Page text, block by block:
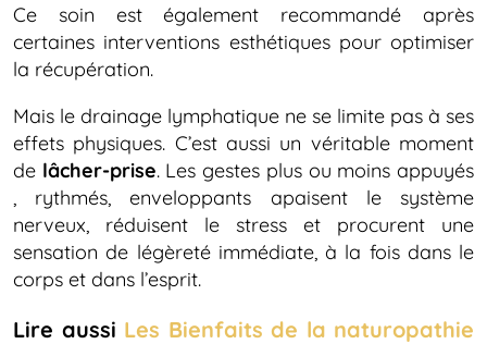
Ce soin est également recommandé après
certaines interventions esthétiques pour optimiser
la récupération.
Mais le drainage lymphatique ne se limite pas à ses
effets physiques. C’est aussi un véritable moment
de lâcher-prise. Les gestes plus ou moins appuyés
, rythmés, enveloppants apaisent le système
nerveux, réduisent le stress et procurent une
sensation de légèreté immédiate, à la fois dans le
corps et dans l’esprit.
Lire aussi Les Bienfaits de la naturopathie